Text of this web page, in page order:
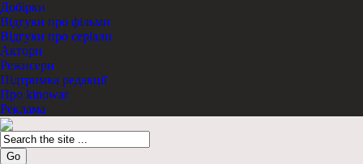
Добірки
Відгуки про фільми
Відгуки про серіали
Актори
Режисери
Підтримка редакції
Про kinowar
Реклама
Go